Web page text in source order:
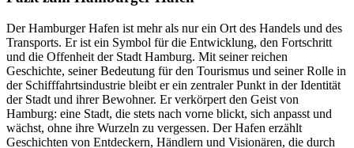
Der Hamburger Hafen ist mehr als nur ein Ort des Handels und des
Transports. Er ist ein Symbol für die Entwicklung, den Fortschritt
und die Offenheit der Stadt Hamburg. Mit seiner reichen
Geschichte, seiner Bedeutung für den Tourismus und seiner Rolle in
der Schifffahrtsindustrie bleibt er ein zentraler Punkt in der Identität
der Stadt und ihrer Bewohner. Er verkörpert den Geist von
Hamburg: eine Stadt, die stets nach vorne blickt, sich anpasst und
wächst, ohne ihre Wurzeln zu vergessen. Der Hafen erzählt
Geschichten von Entdeckern, Händlern und Visionären, die durch